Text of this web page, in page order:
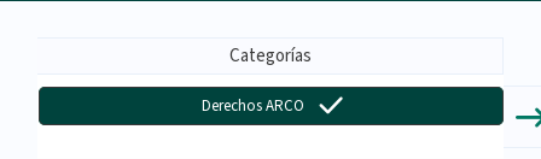
Aviso
Categorías
Derechos ARCO